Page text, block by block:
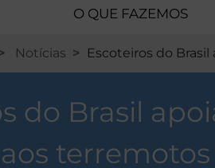
O QUE FAZEMOS
Notícias Escoteiros do
do Brasil